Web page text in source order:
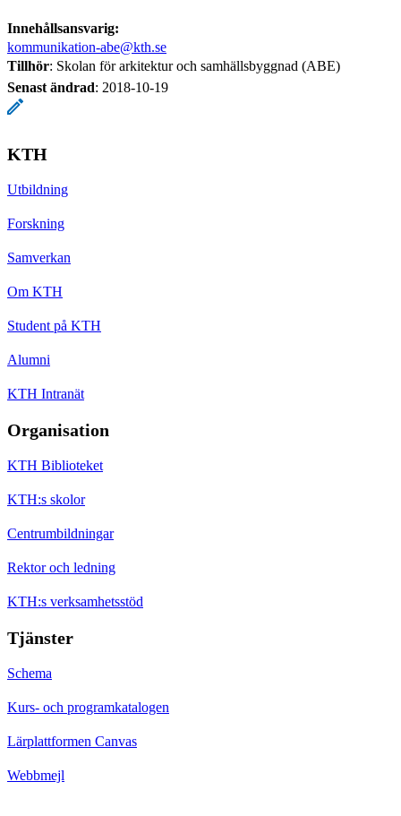
Innehållsansvarig:
kommunikation-abe@kth.se
Tillhör: Skolan för arkitektur och samhällsbyggnad (ABE)
Senast ändrad: 2018-10-19
KTH
Utbildning
Forskning
Samverkan
Om KTH
Student på KTH
Alumni
KTH Intranät
Organisation
KTH Biblioteket
KTH:s skolor
Centrumbildningar
Rektor och ledning
KTH:s verksamhetsstöd
Tjänster
Schema
Kurs- och programkatalogen
Lärplattformen Canvas
Webbmejl